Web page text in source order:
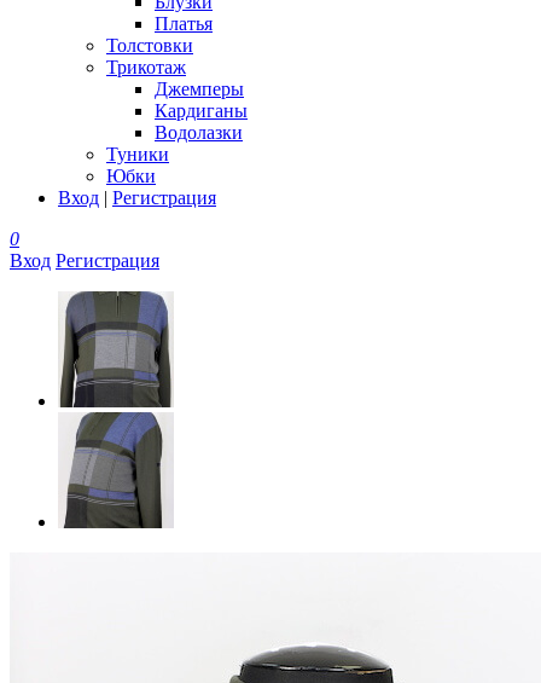
Платья
Толстовки
Трикотаж
Джемперы
Кардиганы
Водолазки
Туники
Юбки
Вход | Регистрация
0
Вход Регистрация